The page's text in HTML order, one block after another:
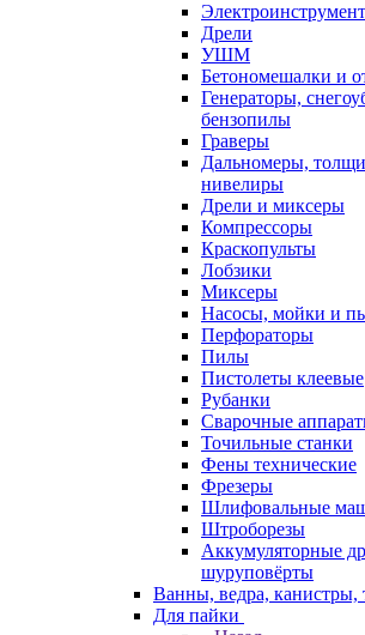
Электроинструмент
Дрели
УШМ
Бетономешалки и
Генераторы,
бензопилы
Граверы
Дальномеры,
нивелиры
Дрели и миксеры
Компрессоры
Краскопульты
Лобзики
Миксеры
Насосы, мойки и
Перфораторы
Пилы
Пистолеты клеевые
Рубанки
Сварочные
Точильные станки
Фены технические
Фрезеры
Шлифовальные
Штроборезы
Аккумуляторные
шуруповёрты
Ванны, ведра, канистры,
Для пайки